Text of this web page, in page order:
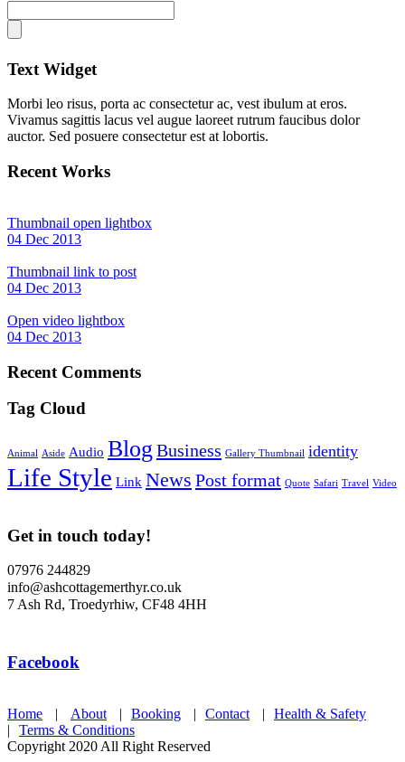
Text Widget
Morbi leo risus, porta ac consectetur ac, vest ibulum at eros.
Vivamus sagittis lacus vel augue laoreet rutrum faucibus dolor
auctor. Sed posuere consectetur est at lobortis.
Recent Works
Thumbnail open lightbox
04 Dec 2013
Thumbnail link to post
04 Dec 2013
Open video lightbox
04 Dec 2013
Recent Comments
Tag Cloud
Animal Aside Audio Blog Business Gallery Thumbnail identity
Life Style Link News Post format Quote Safari Travel Video
Get in touch today!
07976 244829
info@ashcottagemerthyr.co.uk
7 Ash Rd, Troedyrhiw, CF48 4HH
Facebook
Home | About | Booking | Contact |
Health & Safety
|
Terms & Conditions
Copyright 2020 All Right Reserved